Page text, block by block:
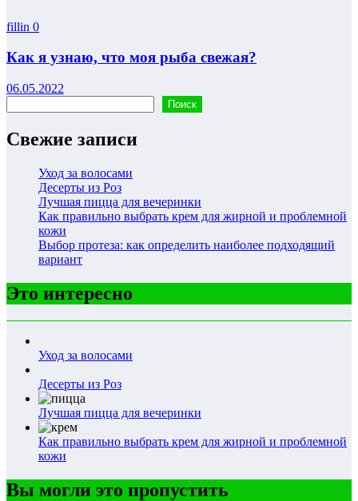
fillin 0
Как я узнаю, что моя рыба свежая?
06.05.2022
Поиск
Свежие записи
Уход за волосами
Десерты из Роз
Лучшая пицца для вечеринки
Как правильно выбрать крем для жирной и проблемной
кожи
Выбор протеза: как определить наиболее подходящий
вариант
Это интересно
Уход за волосами
Десерты из Роз
Лучшая пицца для вечеринки
Как правильно выбрать крем для жирной и проблемной
кожи
Вы могли это пропустить